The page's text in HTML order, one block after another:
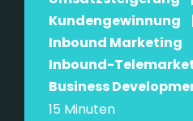
Kundengewinnung
Inbound Marketing
Inbound-
Business
15 Minuten